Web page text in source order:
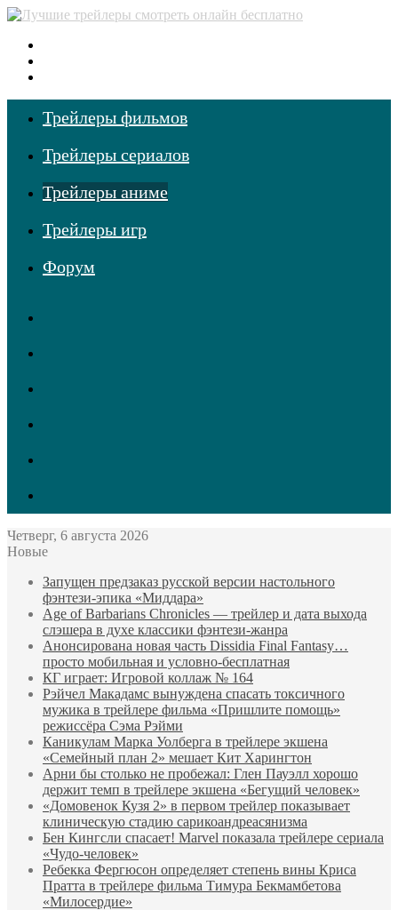
Трейлеры фильмов
Трейлеры сериалов
Трейлеры аниме
Трейлеры игр
Форум
Четверг, 6 августа 2026
Новые
Запущен предзаказ русской версии настольного
фэнтези-эпика «Миддара»
Age of Barbarians Chronicles — трейлер и дата выхода
слэшера в духе классики фэнтези-жанра
Анонсирована новая часть Dissidia Final Fantasy…
просто мобильная и условно-бесплатная
КГ играет: Игровой коллаж № 164
Рэйчел Макадамс вынуждена спасать токсичного
мужика в трейлере фильма «Пришлите помощь»
режиссёра Сэма Рэйми
Каникулам Марка Уолберга в трейлере экшена
«Семейный план 2» мешает Кит Харингтон
Арни бы столько не пробежал: Глен Пауэлл хорошо
держит темп в трейлере экшена «Бегущий человек»
«Домовенок Кузя 2» в первом трейлер показывает
клиническую стадию сарикоандреасянизма
Бен Кингсли спасает! Marvel показала трейлере сериала
«Чудо-человек»
Ребекка Фергюсон определяет степень вины Криса
Пратта в трейлере фильма Тимура Бекмамбетова
«Милосердие»